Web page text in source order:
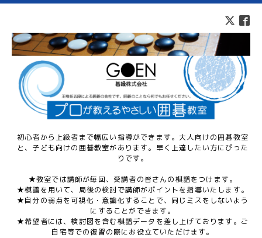
初心者から上級者まで幅広い指導ができます。大人向けの囲碁教室
と、子ども向けの囲碁教室があります。早く上達したい方にぴった
りです。
★教室では講師が毎回、受講者の皆さんの棋譜をつけます。
★棋譜を用いて、局後の検討で講師がポイントを指導いたします。
★自分の弱点を可視化・意識化することで、同じミスをしないよう
にすることができます。
★希望者には、検討図を含む棋譜データを差し上げております。ご
自宅等での復習の際にお役立ていただけます。